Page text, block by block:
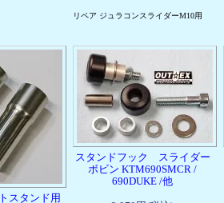
リペア ジュラコンスライダーM10用
スタンド用
スタンドフック スライダー
ボビン KTM690SMCR /
690DUKE /他